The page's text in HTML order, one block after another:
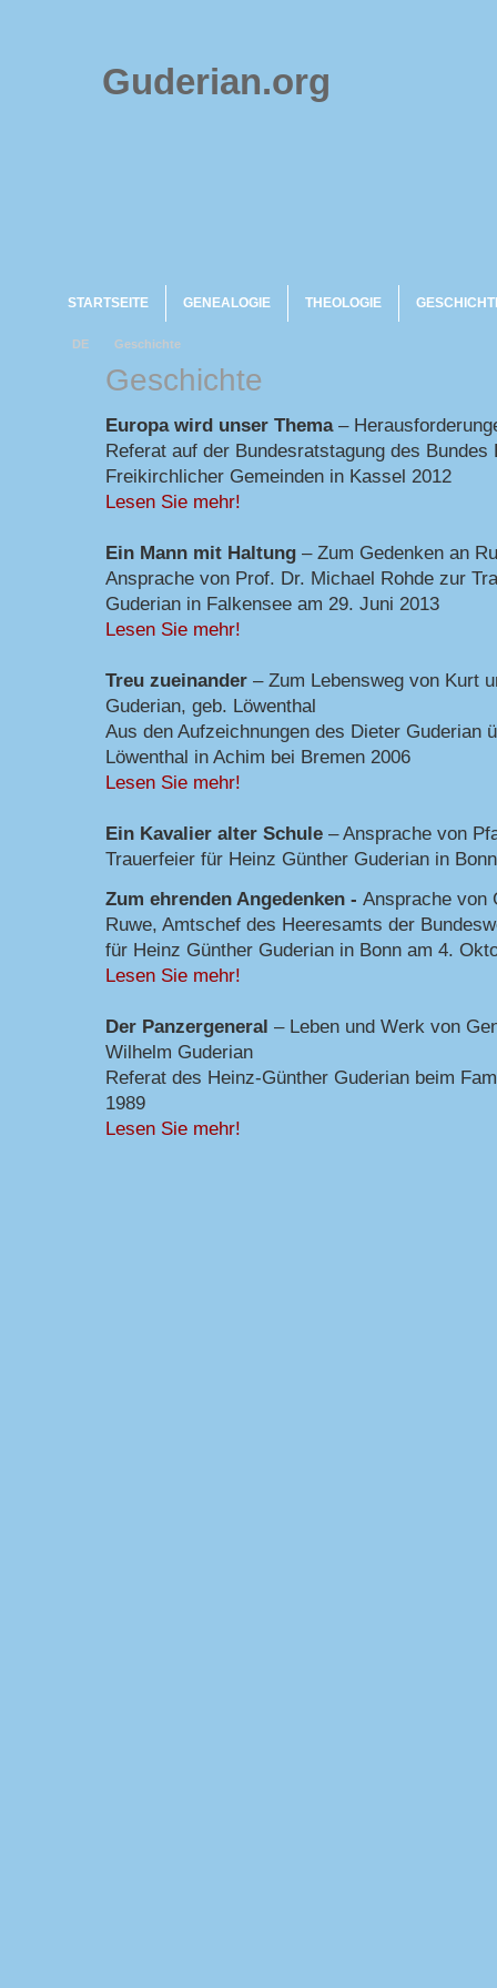
Guderian.org
STARTSEITE GENEALOGIE THEOLOGIE
DE Geschichte
Geschichte
Europa wird unser Thema–
Referat auf der Bundesratstagung des Bundes
Freikirchlicher Gemeinden in Kassel 2012
Lesen Sie mehr!
Ein Mann mit Haltung – Zum Gedenken an
Ansprache von Prof. Dr. Michael Rohde zur
Guderian in Falkensee am 29. Juni 2013
Lesen Sie mehr!
Treu zueinander – Zum Lebensweg von Kurt
Guderian, geb. Löwenthal
Aus den Aufzeichnungen des Dieter Guderian
Löwenthal in Achim bei Bremen 2006
Lesen Sie mehr!
Ein Kavalier alter Schule – Ansprache von
Trauerfeier für Heinz Günther Guderian in
Zum ehrenden Angedenken - Ansprache von
Ruwe, Amtschef des Heeresamts der
für Heinz Günther Guderian in Bonn am 4.
Lesen Sie mehr!
Der Panzergeneral – Leben und Werk von
Wilhelm Guderian
Referat des Heinz-Günther Guderian beim
1989
Lesen Sie mehr!